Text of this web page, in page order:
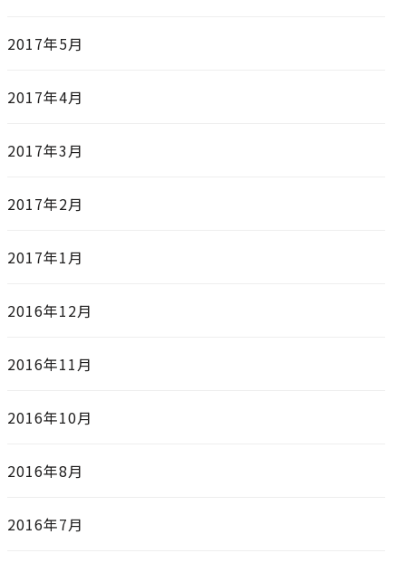
2017年5月
2017年4月
2017年3月
2017年2月
2017年1月
2016年12月
2016年11月
2016年10月
2016年8月
2016年7月